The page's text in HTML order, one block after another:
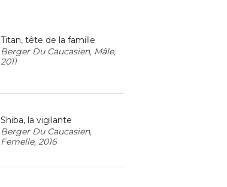
Titan, tête de la famille
Berger Du Caucasien, Mâle,
2011
Shiba, la vigilante
Berger Du Caucasien,
Femelle, 2016